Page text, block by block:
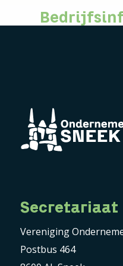
Secretariaat
Vereniging
Postbus 464